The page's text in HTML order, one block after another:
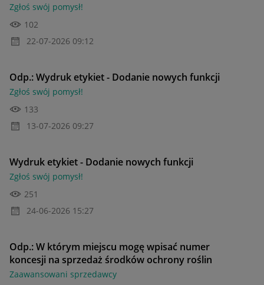
Zgłoś swój pomysł!
102
‎22-07-2026 09:12
Odp.: Wydruk etykiet - Dodanie nowych funkcji
Zgłoś swój pomysł!
133
‎13-07-2026 09:27
Wydruk etykiet - Dodanie nowych funkcji
Zgłoś swój pomysł!
251
‎24-06-2026 15:27
Odp.: W którym miejscu mogę wpisać numer
koncesji na sprzedaż środków ochrony roślin
Zaawansowani sprzedawcy